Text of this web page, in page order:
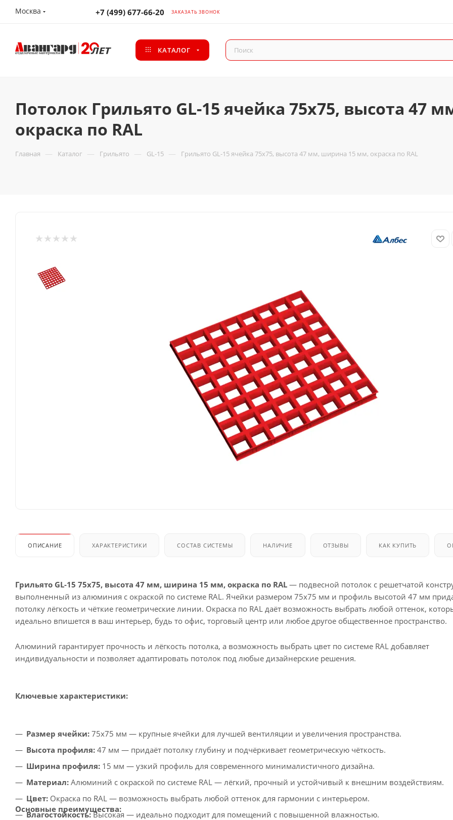
Москва +7 (499) 677-66-20 ЗАКАЗАТЬ ЗВОНОК
КАТАЛОГ
Потолок Грильято GL-15 ячейка 75x75, высота 47
окраска по RAL
Главная — Каталог — Грильято — GL-15 — Грильято GL-15 ячейка 75x75, высота 47 мм, ширина 15 мм, окраска по RAL
ОПИСАНИЕ ХАРАКТЕРИСТИКИ СОСТАВ СИСТЕМЫ НАЛИЧИЕ ОТЗЫВЫ КАК КУПИТЬ
Грильято GL-15 75x75, высота 47 мм, ширина 15 мм, окраска по RAL — подвесной потолок с решетчатой
выполненный из алюминия с окраской по системе RAL. Ячейки размером 75x75 мм и профиль высотой 47 мм
потолку лёгкость и чёткие геометрические линии. Окраска по RAL даёт возможность выбрать любой оттенок,
идеально впишется в ваш интерьер, будь то офис, торговый центр или любое другое общественное пространство.
Алюминий гарантирует прочность и лёгкость потолка, а возможность выбрать цвет по системе RAL добавляет
индивидуальности и позволяет адаптировать потолок под любые дизайнерские решения.
Ключевые характеристики:
Размер ячейки: 75x75 мм — крупные ячейки для лучшей вентиляции и увеличения пространства.
Высота профиля: 47 мм — придаёт потолку глубину и подчёркивает геометрическую чёткость.
Ширина профиля: 15 мм — узкий профиль для современного минималистичного дизайна.
Материал: Алюминий с окраской по системе RAL — лёгкий, прочный и устойчивый к внешним воздействиям.
Цвет: Окраска по RAL — возможность выбрать любой оттенок для гармонии с интерьером.
Влагостойкость:Высокая — идеально подходит для помещений с повышенной влажностью.
Основные преимущества: